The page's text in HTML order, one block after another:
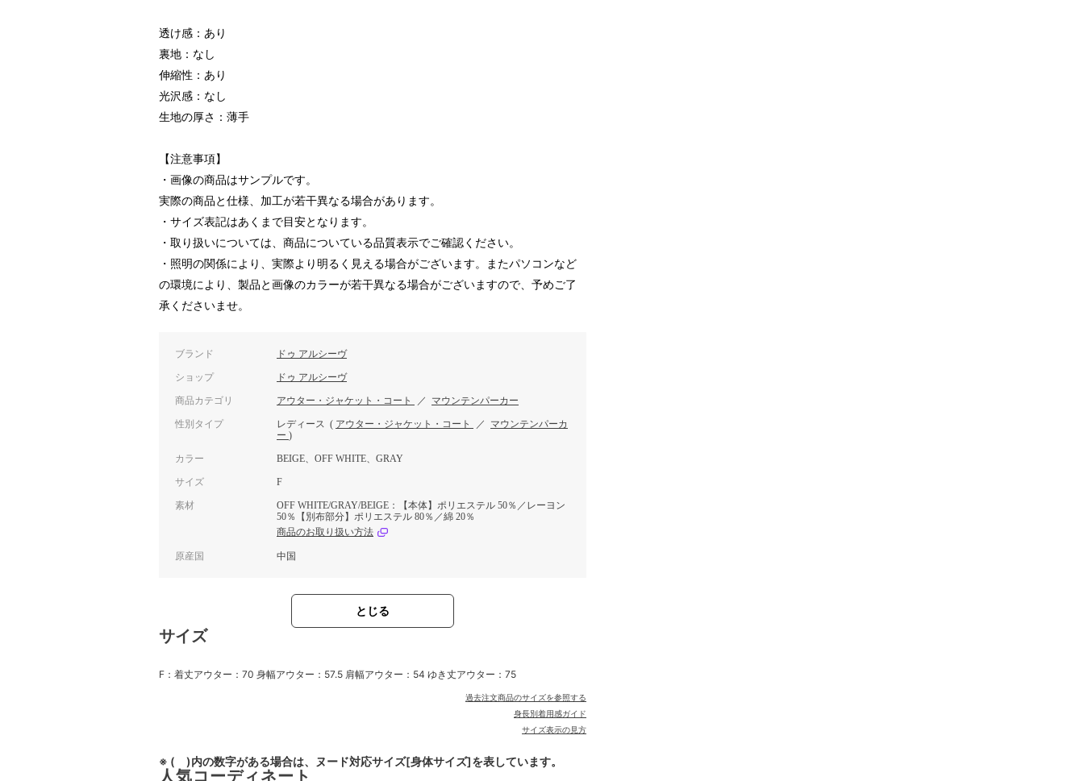
透け感：あり
裏地：なし
伸縮性：あり
光沢感：なし
生地の厚さ：薄手
【注意事項】
・画像の商品はサンプルです。
実際の商品と仕様、加工が若干異なる場合があります。
・サイズ表記はあくまで目安となります。
・取り扱いについては、商品についている品質表示でご確認ください。
・照明の関係により、実際より明るく見える場合がございます。またパソコンなど
の環境により、製品と画像のカラーが若干異なる場合がございますので、予めご了
承くださいませ。
ブランド ドゥ アルシーヴ
ショップ ドゥ アルシーヴ
商品カテゴリ アウター・ジャケット・コート ／ マウンテンパーカー
性別タイプ レディース ( アウター・ジャケット・コート ／ マウンテンパーカ
ー )
カラー BEIGE、OFF WHITE、GRAY
サイズ F
素材
OFF WHITE/GRAY/BEIGE：【本体】ポリエステル 50％／レーヨン
50％【別布部分】ポリエステル 80％／綿 20％
商品のお取り扱い方法
原産国 中国
とじる
サイズ
F：着丈アウター：70 身幅アウター：57.5 肩幅アウター：54 ゆき丈アウター：75
過去注文商品のサイズを参照する
身長別着用感ガイド
サイズ表示の見方
※ ( )内の数字がある場合は、ヌード対応サイズ[身体サイズ]を表しています。
人気コーディネート